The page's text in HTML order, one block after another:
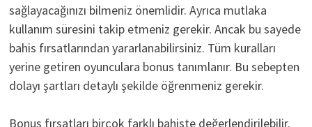
sağlayacağınızı bilmeniz önemlidir. Ayrıca mutlaka
kullanım süresini takip etmeniz gerekir. Ancak bu sayede
bahis fırsatlarından yararlanabilirsiniz. Tüm kuralları
yerine getiren oyunculara bonus tanımlanır. Bu sebepten
dolayı şartları detaylı şekilde öğrenmeniz gerekir.
Bonus fırsatları birçok farklı bahiste değerlendirilebilir.